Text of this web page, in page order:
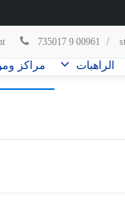
735017 9 00961 /
الراهبات مراكز